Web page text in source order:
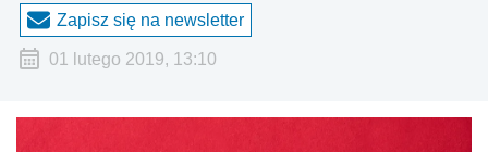
Zapisz się na newsletter
01 lutego 2019, 13:10